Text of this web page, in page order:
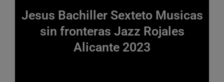
Jesus Bachiller Sexteto Musicas
sin fronteras Jazz Rojales
Alicante 2023